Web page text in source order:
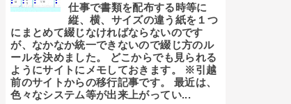
仕事で書類を配布する時等に
縦、横、サイズの違う紙を１つ
にまとめて綴じなければならないのです
が、なかなか統一できないので綴じ方のル
ールを決めました。 どこからでも見られる
ようにサイトにメモしておきます。 ※引越
前のサイトからの移行記事です。 最近は、
色々なシステム等が出来上がってい...